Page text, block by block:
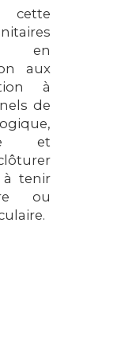
cette
en
aux
à
de
et
à tenir
ou